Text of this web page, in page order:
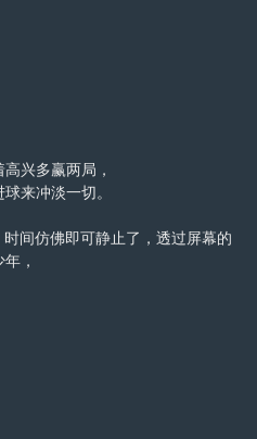
兴多赢两局，
来冲淡一切。
间仿佛即可静止了，透过屏幕的
，